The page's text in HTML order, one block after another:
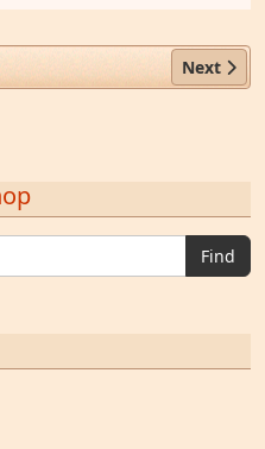
am 03.06.2007Next
Next
Find